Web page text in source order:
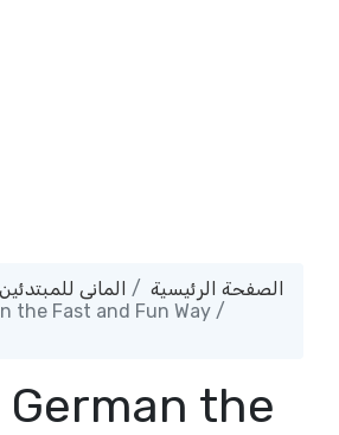
الصفحة الرئيسية
المانى للمبتدئين
German the